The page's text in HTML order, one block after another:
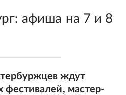
афиша на 7 и 8
ждут
фестивалей, мастер-